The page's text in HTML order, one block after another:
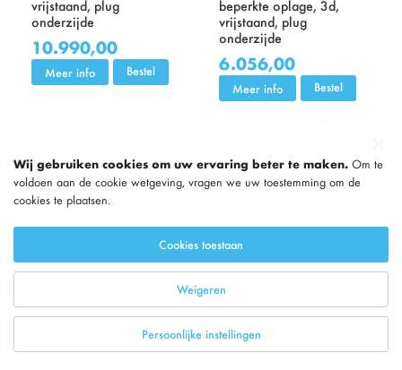
vrijstaand, plug
onderzijde
10.990,00
Meer info Bestel
beperkte oplage, 3d,
vrijstaand, plug
onderzijde
6.056,00
Meer info Bestel
Wij gebruiken cookies om uw ervaring beter te maken. Om te
voldoen aan de cookie wetgeving, vragen we uw toestemming om de
cookies te plaatsen.
Cookies toestaan
Weigeren
Persoonlijke instellingen